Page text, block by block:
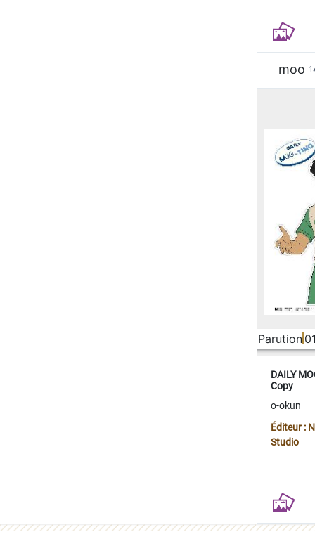
moo
Parution
DAILY
Copy
o-okun
Éditeur :
Studio